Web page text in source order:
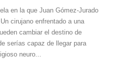
en la que Juan Gómez-Jurado
cirujano enfrentado a una
cambiar el destino de
serías capaz de llegar para
neuro...